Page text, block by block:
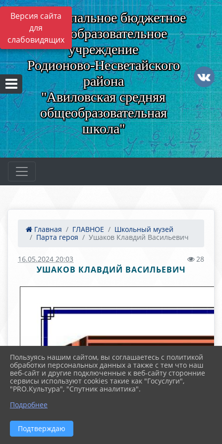
Версия сайта
для
слабовидящих
Муниципальное бюджетное
общеобразовательное
учреждение
Родионово-Несветайского
района
"Авиловская средняя
общеобразовательная
школа"
Главная ГЛАВНОЕ
Школьный музей
Парта героя
Ушаков Клавдий Васильевич
16.05.2024 20:03 28
УШАКОВ КЛАВДИЙ ВАСИЛЬЕВИЧ
Пользуясь нашим сайтом, вы соглашаетесь с политикой
обработки персональных данных а также с тем что наш
веб-сайт и другие подключенные к веб-сайту сторонние
сервисы используют cookies такие как "Госуслуги",
"PRO.Культура", "Спутник аналитика".
Подробнее
Подтверждаю